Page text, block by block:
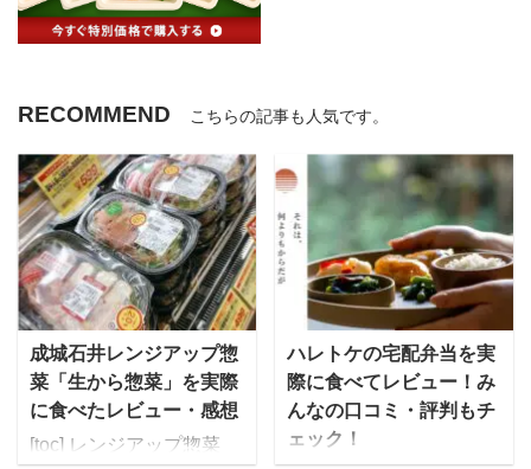
RECOMMEND こちらの記事も人気です。
成城石井レンジアップ惣
菜「生から惣菜」を実際
に食べたレビュー・感想
[toc] レンジアップ惣菜
ハレトケの宅配弁当を実
際に食べてレビュー！み
んなの口コミ・評判もチ
ェック！